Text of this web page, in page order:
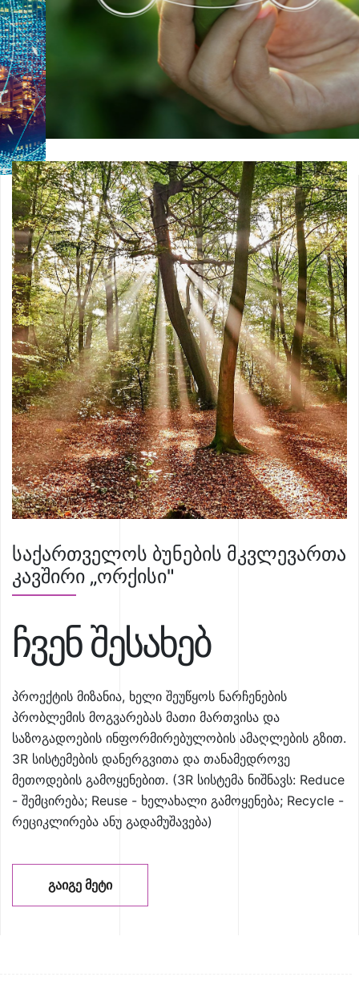
საქართველოს ბუნების მკვლევართა
კავშირი „ორქისი"
ჩვენ შესახებ
პროექტის მიზანია, ხელი შეუწყოს ნარჩენების
პრობლემის მოგვარებას მათი მართვისა და
საზოგადოების ინფორმირებულობის ამაღლების გზით.
3R სისტემების დანერგვითა და თანამედროვე
მეთოდების გამოყენებით. (3R სისტემა ნიშნავს: Reduce
- შემცირება; Reuse - ხელახალი გამოყენება; Recycle -
რეციკლირება ანუ გადამუშავება)
ᲒᲐᲘᲒᲔ ᲛᲔᲢᲘ